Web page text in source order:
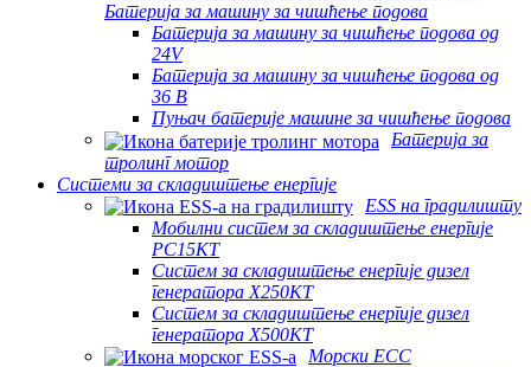
Батерија за машину за чишћење подова
Батерија за машину за чишћење подова од
24V
Батерија за машину за чишћење подова од
36 В
Пуњач батерије машине за чишћење подова
Батерија за
тролинг мотор
Системи за складиштење енергије
ESS на градилишту
Мобилни систем за складиштење енергије
PC15KT
Систем за складиштење енергије дизел
генератора X250KT
Систем за складиштење енергије дизел
генератора X500KT
Морски ЕСС